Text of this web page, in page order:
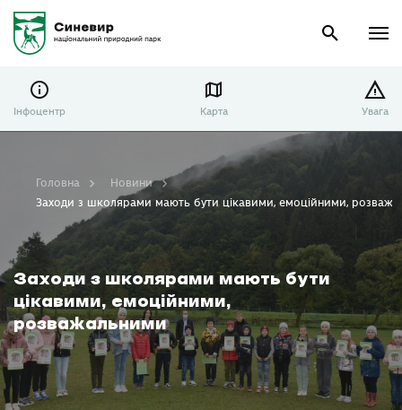
Інфоцентр Карта Увага
Заходи з школярами мають бути
цікавими, емоційними,
розважальними
Головна
Новини
Заходи з школярами мають бути цікавими, емоційними,